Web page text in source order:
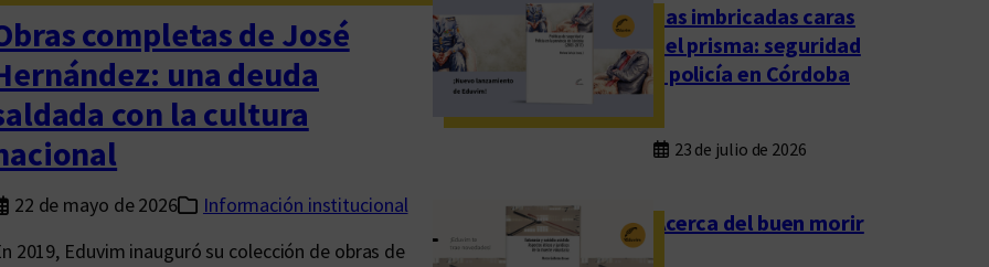
completas de José
una deuda
con la cultura
22 de mayo de 2026
Información institucional
2019, Eduvim inauguró su colección de obras de
Las imbricadas caras
del prisma: seguridad
y policía en Córdoba
23 de julio de 2026
Acerca del buen morir